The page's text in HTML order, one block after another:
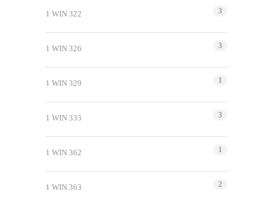
1 WIN 322 3
1 WIN 326 3
1 WIN 329 1
1 WIN 333 3
1 WIN 362 1
1 WIN 363 2